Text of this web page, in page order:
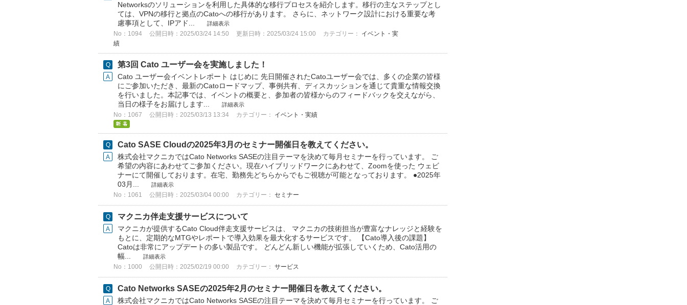
Networksのソリューションを利用した具体的な移行プロセスを紹介します。移行の主なステップとし
ては、VPNの移行と拠点のCatoへの移行があります。 さらに、ネットワーク設計における重要な考
慮事項として、IPアド...
詳細表示
No：1094 公開日時：2025/03/24 14:50 更新日時：2025/03/24 15:00 カテゴリー： イベント・実
績
第3回 Cato ユーザー会を実施しました！
Cato ユーザー会イベントレポート はじめに 先日開催されたCatoユーザー会では、多くの企業の皆様
にご参加いただき、最新のCatoロードマップ、事例共有、ディスカッションを通じて貴重な情報交換
を行いました。本記事では、イベントの概要と、参加者の皆様からのフィードバックを交えながら、
当日の様子をお届けします...
詳細表示
No：1067 公開日時：2025/03/13 13:34 カテゴリー： イベント・実績
Cato SASE Cloudの2025年3月のセミナー開催日を教えてください。
株式会社マクニカではCato Networks SASEの注目テーマを決めて毎月セミナーを行っています。 ご
希望の内容にあわせてご参加ください。現在ハイブリッドワークにあわせて、Zoomを使った ウェビ
ナーにて開催しております。在宅、勤務先どちらからでもご視聴が可能となっております。 ●2025年
03月...
詳細表示
No：1061 公開日時：2025/03/04 00:00 カテゴリー： セミナー
マクニカ伴走支援サービスについて
マクニカが提供するCato Cloud伴走支援サービスは、 マクニカの技術担当が豊富なナレッジと経験を
もとに、定期的なMTGやレポートで導入効果を最大化するサービスです。 【Cato導入後の課題】
Catoは非常にアップデートの多い製品です。 どんどん新しい機能が拡張していくため、Cato活用の
幅...
詳細表示
No：1000 公開日時：2025/02/19 00:00 カテゴリー： サービス
Cato Networks SASEの2025年2月のセミナー開催日を教えてください。
株式会社マクニカではCato Networks SASEの注目テーマを決めて毎月セミナーを行っています。 ご